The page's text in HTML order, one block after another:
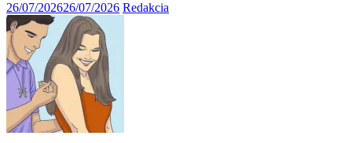
26/07/202626/07/2026 Redakcia